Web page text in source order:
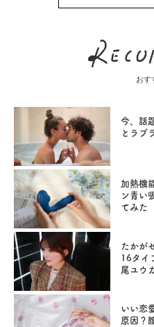
おす
今、話
とラブ
加熱機
ン青い
てみた
たかが
16タイ
尾ユウ
いい恋
原因？